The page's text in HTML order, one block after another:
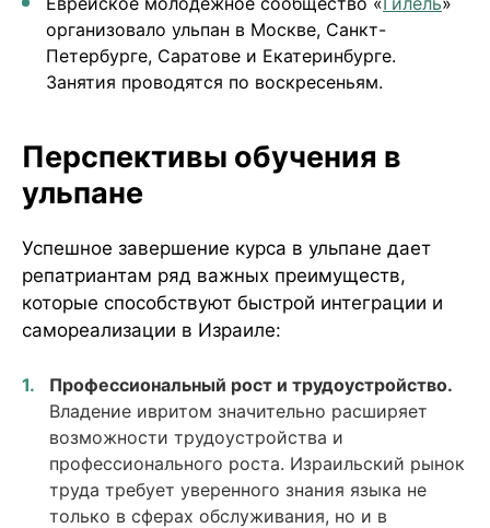
организовало ульпан в Москве, Санкт-
Петербурге, Саратове и Екатеринбурге.
Занятия проводятся по воскресеньям.
Перспективы обучения в
ульпане
Успешное завершение курса в ульпане дает
репатриантам ряд важных преимуществ,
которые способствуют быстрой интеграции и
самореализации в Израиле:
Профессиональный рост и трудоустройство.
Владение ивритом значительно расширяет
возможности трудоустройства и
профессионального роста. Израильский рынок
труда требует уверенного знания языка не
только в сферах обслуживания, но и в